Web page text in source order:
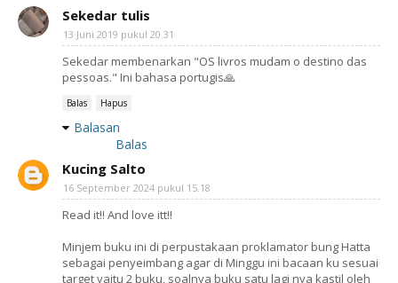
Sekedar tulis
13 Juni 2019 pukul 20.31
Sekedar membenarkan "OS livros mudam o destino das
pessoas." Ini bahasa portugis🙏
Balas Hapus
Balasan
Balas
Kucing Salto
16 September 2024 pukul 15.18
Read it!! And love itt!!
Minjem buku ini di perpustakaan proklamator bung Hatta
sebagai penyeimbang agar di Minggu ini bacaan ku sesuai
target yaitu 2 buku, soalnya buku satu lagi nya kastil oleh